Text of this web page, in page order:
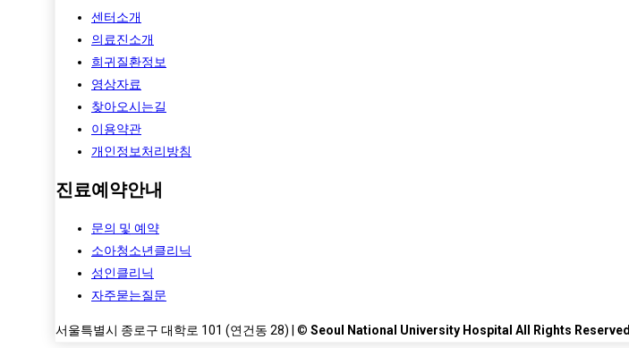
센터소개
의료진소개
희귀질환정보
영상자료
찾아오시는길
이용약관
개인정보처리방침
진료예약안내
문의 및 예약
소아청소년클리닉
성인클리닉
자주묻는질문
서울특별시 종로구 대학로 101 (연건동 28) | © Seoul National University Hospital All Rights Reserved